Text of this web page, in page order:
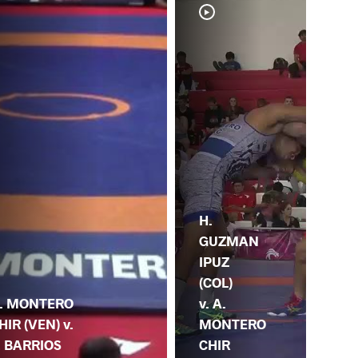
MONTERO
(VEN) v.
BARRIOS
H.
GUZMAN
IPUZ
(COL)
v. A.
MONTERO
CHIR